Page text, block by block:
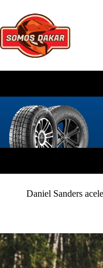
contenido
Daniel Sanders